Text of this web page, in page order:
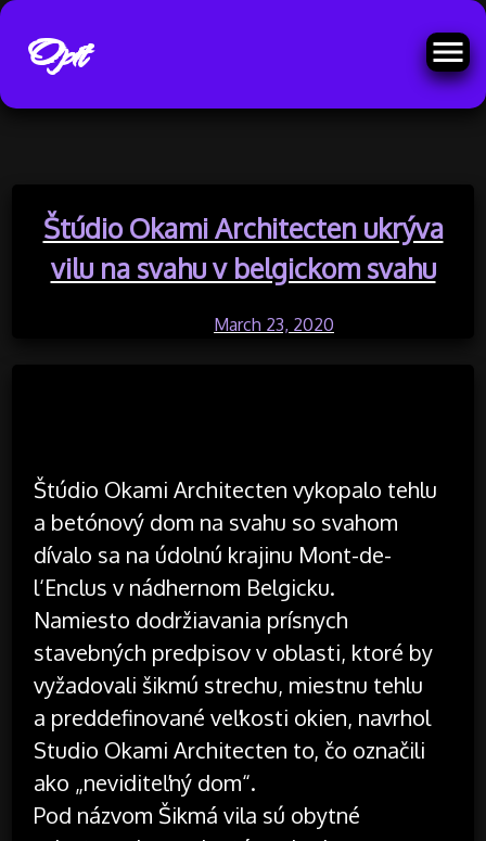
content
Opit
Štúdio Okami Architecten ukrýva
vilu na svahu v belgickom svahu
March 23, 2020
Štúdio Okami Architecten vykopalo tehlu
a betónový dom na svahu so svahom
dívalo sa na údolnú krajinu Mont-de-
l‘Enclus v nádhernom Belgicku.
Namiesto dodržiavania prísnych
stavebných predpisov v oblasti, ktoré by
vyžadovali šikmú strechu, miestnu tehlu
a preddefinované veľkosti okien, navrhol
Studio Okami Architecten to, čo označili
ako „neviditeľný dom“.
Pod názvom Šikmá vila sú obytné